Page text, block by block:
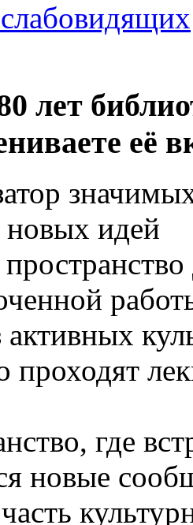
лет
её
новых идей
проходят
где
новые